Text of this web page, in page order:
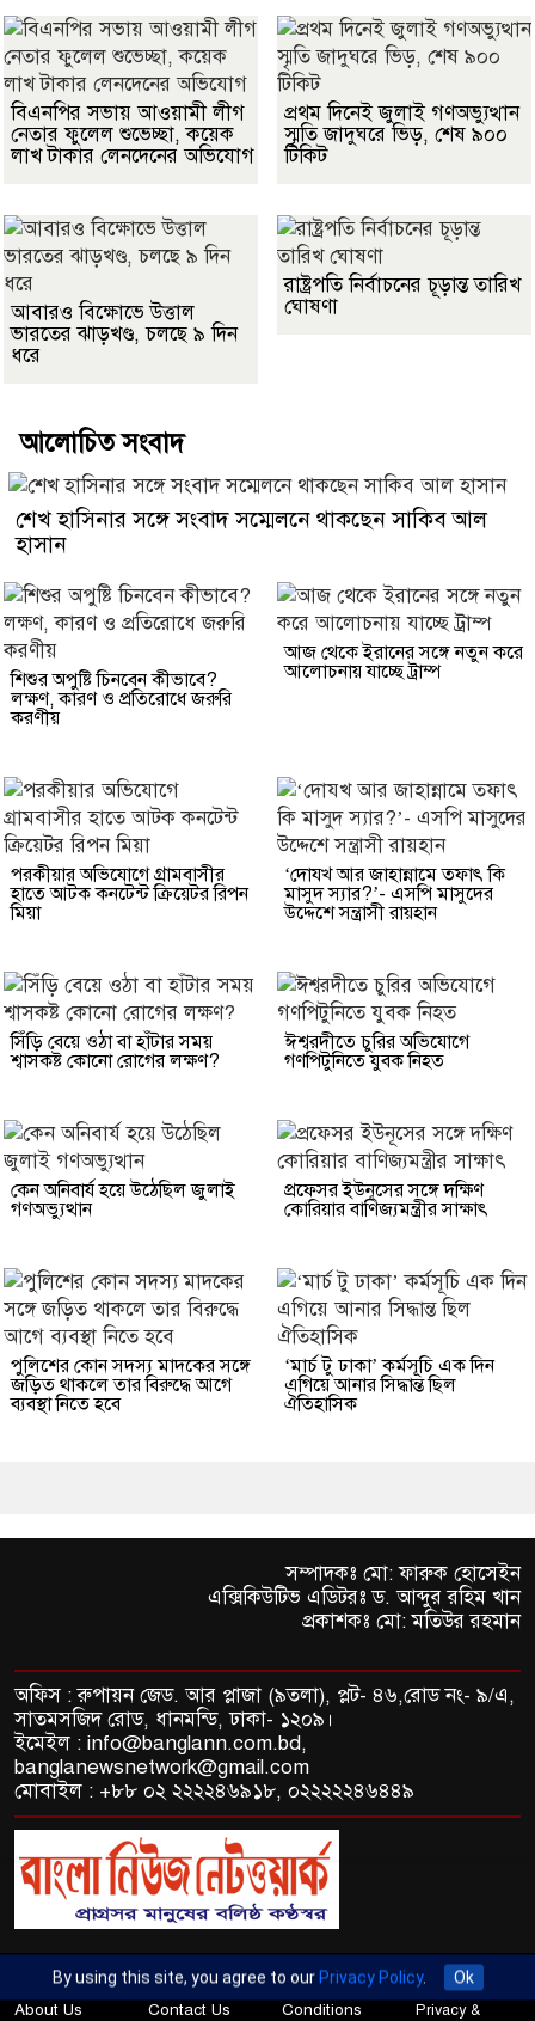
বিএনপির সভায় আওয়ামী লীগ
নেতার ফুলেল শুভেচ্ছা, কয়েক
লাখ টাকার লেনদেনের অভিযোগ
প্রথম দিনেই জুলাই গণঅভ্যুত্থান
স্মৃতি জাদুঘরে ভিড়, শেষ ৯০০
টিকিট
আবারও বিক্ষোভে উত্তাল
ভারতের ঝাড়খণ্ড, চলছে ৯ দিন
ধরে
রাষ্ট্রপতি নির্বাচনের চূড়ান্ত তারিখ
ঘোষণা
আলোচিত সংবাদ
শেখ হাসিনার সঙ্গে সংবাদ সম্মেলনে থাকছেন সাকিব আল
হাসান
শিশুর অপুষ্টি চিনবেন কীভাবে?
লক্ষণ, কারণ ও প্রতিরোধে জরুরি
করণীয়
আজ থেকে ইরানের সঙ্গে নতুন করে
আলোচনায় যাচ্ছে ট্রাম্প
পরকীয়ার অভিযোগে গ্রামবাসীর
হাতে আটক কনটেন্ট ক্রিয়েটর রিপন
মিয়া
‘দোযখ আর জাহান্নামে তফাৎ কি
মাসুদ স্যার?’- এসপি মাসুদের
উদ্দেশে সন্ত্রাসী রায়হান
সিঁড়ি বেয়ে ওঠা বা হাঁটার সময়
শ্বাসকষ্ট কোনো রোগের লক্ষণ?
ঈশ্বরদীতে চুরির অভিযোগে
গণপিটুনিতে যুবক নিহত
কেন অনিবার্য হয়ে উঠেছিল জুলাই
গণঅভ্যুত্থান
প্রফেসর ইউনূসের সঙ্গে দক্ষিণ
কোরিয়ার বাণিজ্যমন্ত্রীর সাক্ষাৎ
পুলিশের কোন সদস্য মাদকের সঙ্গে
জড়িত থাকলে তার বিরুদ্ধে আগে
ব্যবস্থা নিতে হবে
‘মার্চ টু ঢাকা’ কর্মসূচি এক দিন
এগিয়ে আনার সিদ্ধান্ত ছিল
ঐতিহাসিক
সম্পাদকঃ মো: ফারুক হোসেইন
এক্সিকিউটিভ এডিটরঃ ড. আব্দুর রহিম খান
প্রকাশকঃ মো: মতিউর রহমান
অফিস : রুপায়ন জেড. আর প্লাজা (৯তলা), প্লট- ৪৬,রোড নং- ৯/এ,
সাতমসজিদ রোড, ধানমন্ডি, ঢাকা- ১২০৯।
ইমেইল : info@banglann.com.bd,
banglanewsnetwork@gmail.com
মোবাইল : +৮৮ ০২ ২২২২৪৬৯১৮, ০২২২২২৪৬৪৪৯
© 2026 All rights reserved by Bangla News Network
About Us Contact Us Conditions Privacy &
By using this site, you agree to our Privacy Policy. Ok